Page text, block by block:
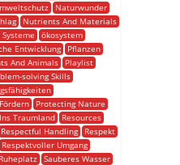
Naturwunder
Nutrients And Materials
ökosystem
Entwicklung
Pflanzen
And Animals
Playlist
solving Skills
Protecting Nature
Traumland
Resources
Respectful Handling
Respekt
Respektvoller Umgang
Ruheplatz Sauberes Wasser